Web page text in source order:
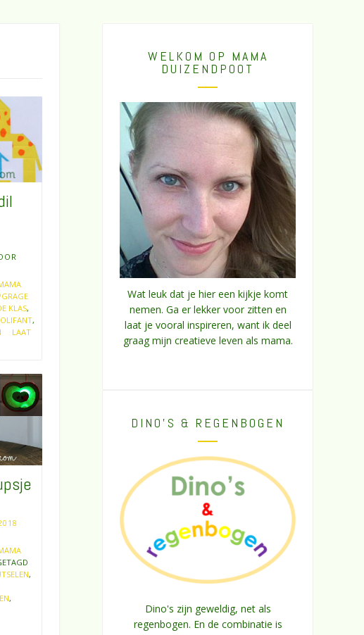
KLAS,
OLIFANT,
LAAT
,
,
WELKOM OP MAMA
DUIZENDPOOT
Wat leuk dat je hier een kijkje komt
nemen. Ga er lekker voor zitten en
laat je vooral inspireren, want ik deel
graag mijn creatieve leven als mama.
DINO’S & REGENBOGEN
Dino's zijn geweldig, net als
regenbogen. En de combinatie is